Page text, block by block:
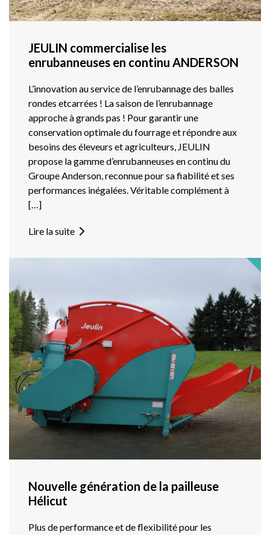
JEULIN commercialise les
enrubanneuses en continu ANDERSON
L’innovation au service de l’enrubannage des balles
rondes etcarrées ! La saison de l’enrubannage
approche à grands pas ! Pour garantir une
conservation optimale du fourrage et répondre aux
besoins des éleveurs et agriculteurs, JEULIN
propose la gamme d’enrubanneuses en continu du
Groupe Anderson, reconnue pour sa fiabilité et ses
performances inégalées. Véritable complément à
[…]
Lire la suite
Nouvelle génération de la pailleuse
Hélicut
Plus de performance et de flexibilité pour les